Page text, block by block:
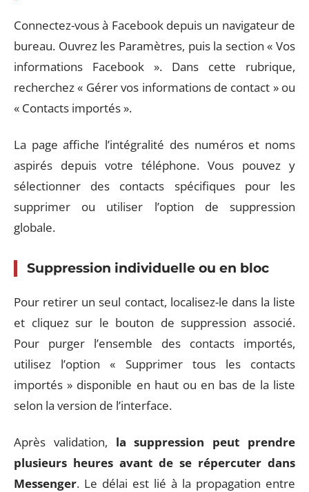
Connectez-vous à Facebook depuis un navigateur de
bureau. Ouvrez les Paramètres, puis la section « Vos
informations Facebook ». Dans cette rubrique,
recherchez « Gérer vos informations de contact » ou
« Contacts importés ».
La page affiche l’intégralité des numéros et noms
aspirés depuis votre téléphone. Vous pouvez y
sélectionner des contacts spécifiques pour les
supprimer ou utiliser l’option de suppression
globale.
Suppression individuelle ou en bloc
Pour retirer un seul contact, localisez-le dans la liste
et cliquez sur le bouton de suppression associé.
Pour purger l’ensemble des contacts importés,
utilisez l’option « Supprimer tous les contacts
importés » disponible en haut ou en bas de la liste
selon la version de l’interface.
Après validation, la suppression peut prendre
plusieurs heures avant de se répercuter dans
Messenger. Le délai est lié à la propagation entre